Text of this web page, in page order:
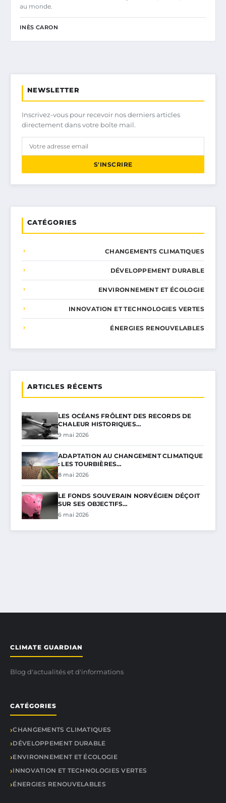
au monde.
INÈS CARON
NEWSLETTER
Inscrivez-vous pour recevoir nos derniers articles
directement dans votre boîte mail.
S'INSCRIRE
CATÉGORIES
CHANGEMENTS CLIMATIQUES
DÉVELOPPEMENT DURABLE
ENVIRONNEMENT ET ÉCOLOGIE
INNOVATION ET TECHNOLOGIES VERTES
ÉNERGIES RENOUVELABLES
ARTICLES RÉCENTS
LES OCÉANS FRÔLENT DES RECORDS DE
CHALEUR HISTORIQUES…
9 mai 2026
ADAPTATION AU CHANGEMENT CLIMATIQUE
: LES TOURBIÈRES…
8 mai 2026
LE FONDS SOUVERAIN NORVÉGIEN DÉÇOIT
SUR SES OBJECTIFS…
6 mai 2026
CLIMATE GUARDIAN
Blog d'actualités et d'informations
CATÉGORIES
CHANGEMENTS CLIMATIQUES
DÉVELOPPEMENT DURABLE
ENVIRONNEMENT ET ÉCOLOGIE
INNOVATION ET TECHNOLOGIES VERTES
ÉNERGIES RENOUVELABLES